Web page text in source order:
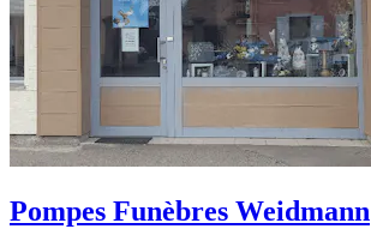
Pompes Funèbres Weidmann